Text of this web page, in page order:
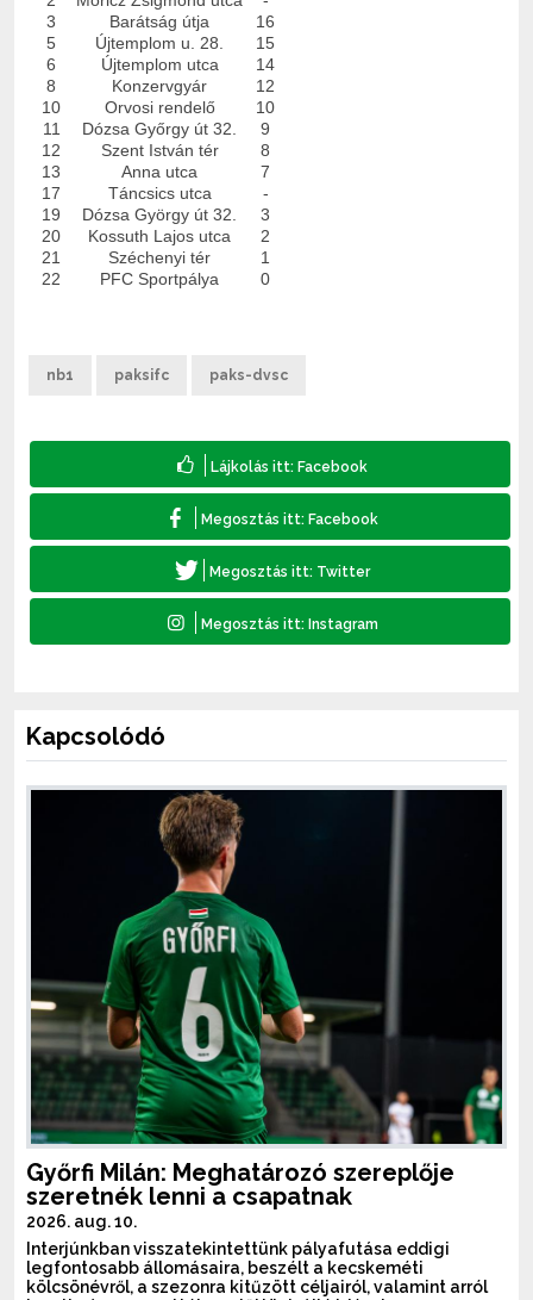
3
Barátság útja
16
5
Újtemplom u. 28.
15
6
Újtemplom utca
14
8
Konzervgyár
12
10
Orvosi rendelő
10
11
Dózsa Győrgy út 32.
9
12
Szent István tér
8
13
Anna utca
7
17
Táncsics utca
-
19
Dózsa György út 32.
3
20
Kossuth Lajos utca
2
21
Széchenyi tér
1
22
PFC Sportpálya 0
nb1 paksifc paks-dvsc
Kapcsolódó
Győrfi Milán: Meghatározó szereplője
szeretnék lenni a csapatnak
2026. aug. 10.
Interjúnkban visszatekintettünk pályafutása eddigi
legfontosabb állomásaira, beszélt a kecskeméti
kölcsönévről, a szezonra kitűzött céljairól, valamint arról